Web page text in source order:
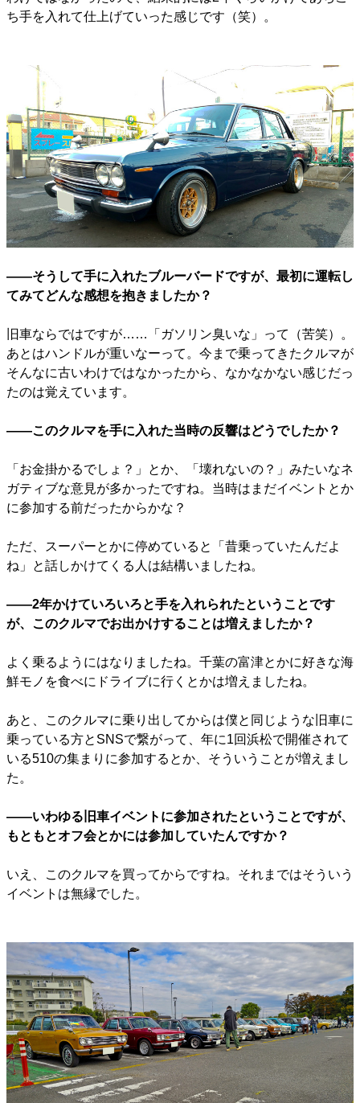
ち手を入れて仕上げていった感じです（笑）。
――そうして手に入れたブルーバードですが、最初に運転し
てみてどんな感想を抱きましたか？
旧車ならではですが……「ガソリン臭いな」って（苦笑）。
あとはハンドルが重いなーって。今まで乗ってきたクルマが
そんなに古いわけではなかったから、なかなかない感じだっ
たのは覚えています。
――このクルマを手に入れた当時の反響はどうでしたか？
「お金掛かるでしょ？」とか、「壊れないの？」みたいなネ
ガティブな意見が多かったですね。当時はまだイベントとか
に参加する前だったからかな？
ただ、スーパーとかに停めていると「昔乗っていたんだよ
ね」と話しかけてくる人は結構いましたね。
――2年かけていろいろと手を入れられたということです
が、このクルマでお出かけすることは増えましたか？
よく乗るようにはなりましたね。千葉の富津とかに好きな海
鮮モノを食べにドライブに行くとかは増えましたね。
あと、このクルマに乗り出してからは僕と同じような旧車に
乗っている方とSNSで繋がって、年に1回浜松で開催されて
いる510の集まりに参加するとか、そういうことが増えまし
た。
――いわゆる旧車イベントに参加されたということですが、
もともとオフ会とかには参加していたんですか？
いえ、このクルマを買ってからですね。それまではそういう
イベントは無縁でした。